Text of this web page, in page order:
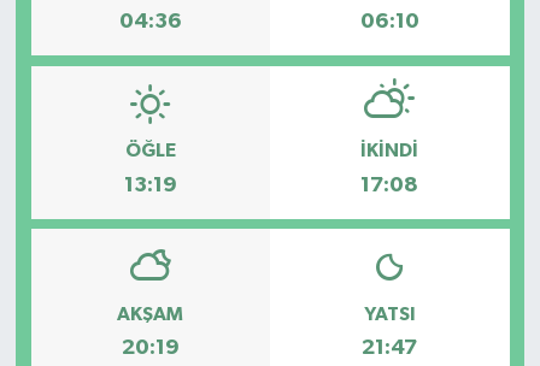
04:36 06:10
ÖĞLE
13:19
İKINDI
17:08
AKŞAM
20:19
YATSI
21:47